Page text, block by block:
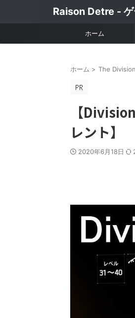
Raison Detre - ゲ
ホーム
ホーム > The
【
レント】
2020年6月18日